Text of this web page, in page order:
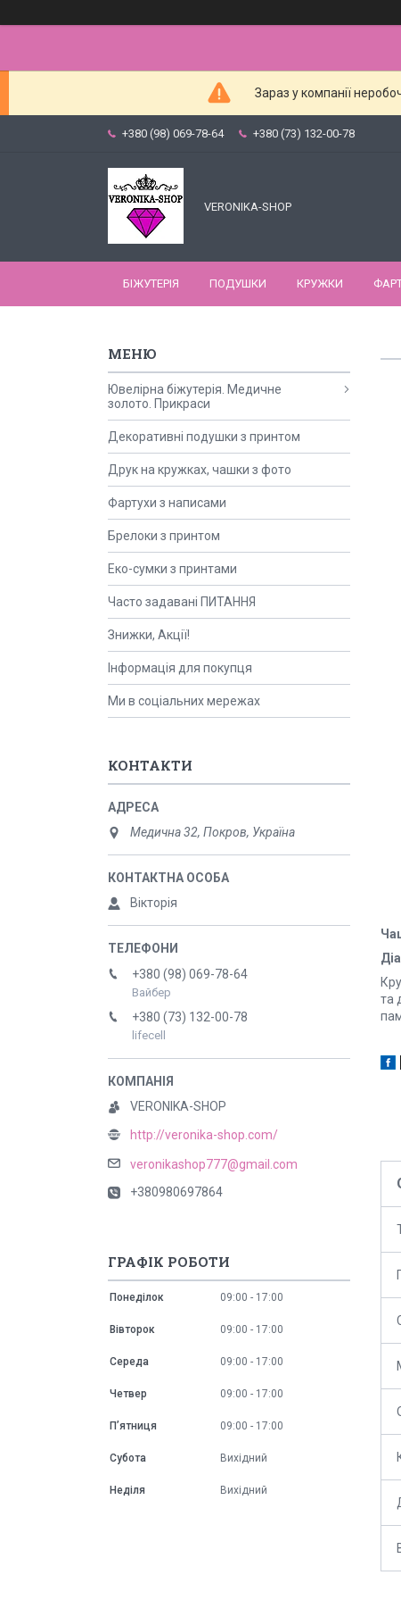
Зараз у компанії
+380 (98) 069-78-64 +380 (73) 132-00-78
VERONIKA-SHOP
БІЖУТЕРІЯ ПОДУШКИ КРУЖКИ
та
Ювелірна біжутерія. Медичне
золото. Прикраси
Декоративні подушки з принтом
Друк на кружках, чашки з фото
Фартухи з написами
Брелоки з принтом
Еко-сумки з принтами
Часто задавані ПИТАННЯ
Знижки, Акції!
Інформація для покупця
Ми в соціальних мережах
КОНТАКТИ
Медична 32, Покров, Україна
Вікторія
+380 (98) 069-78-64
Вайбер
+380 (73) 132-00-78
lifecell
VERONIKA-SHOP
http://veronika-shop.com/
veronikashop777@gmail.com
+380980697864
ГРАФІК РОБОТИ
Понеділок 09:00 17:00
Вівторок 09:00 17:00
Середа 09:00 17:00
Четвер 09:00 17:00
Пʼятниця 09:00 17:00
Субота Вихідний
Неділя Вихідний